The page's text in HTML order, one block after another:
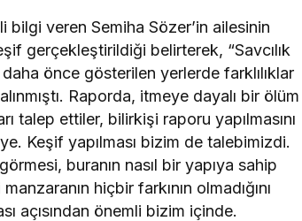
veren Semiha Sözer’in ailesinin
gerçekleştirildiği belirterek, “Savcılık
önce gösterilen yerlerde farklılıklar
Raporda, itmeye dayalı bir ölüm
talep ettiler, bilirkişi raporu yapılmasını
Keşif yapılması bizim de talebimizdi.
buranın nasıl bir yapıya sahip
hiçbir farkının olmadığını
açısından önemli bizim içinde.